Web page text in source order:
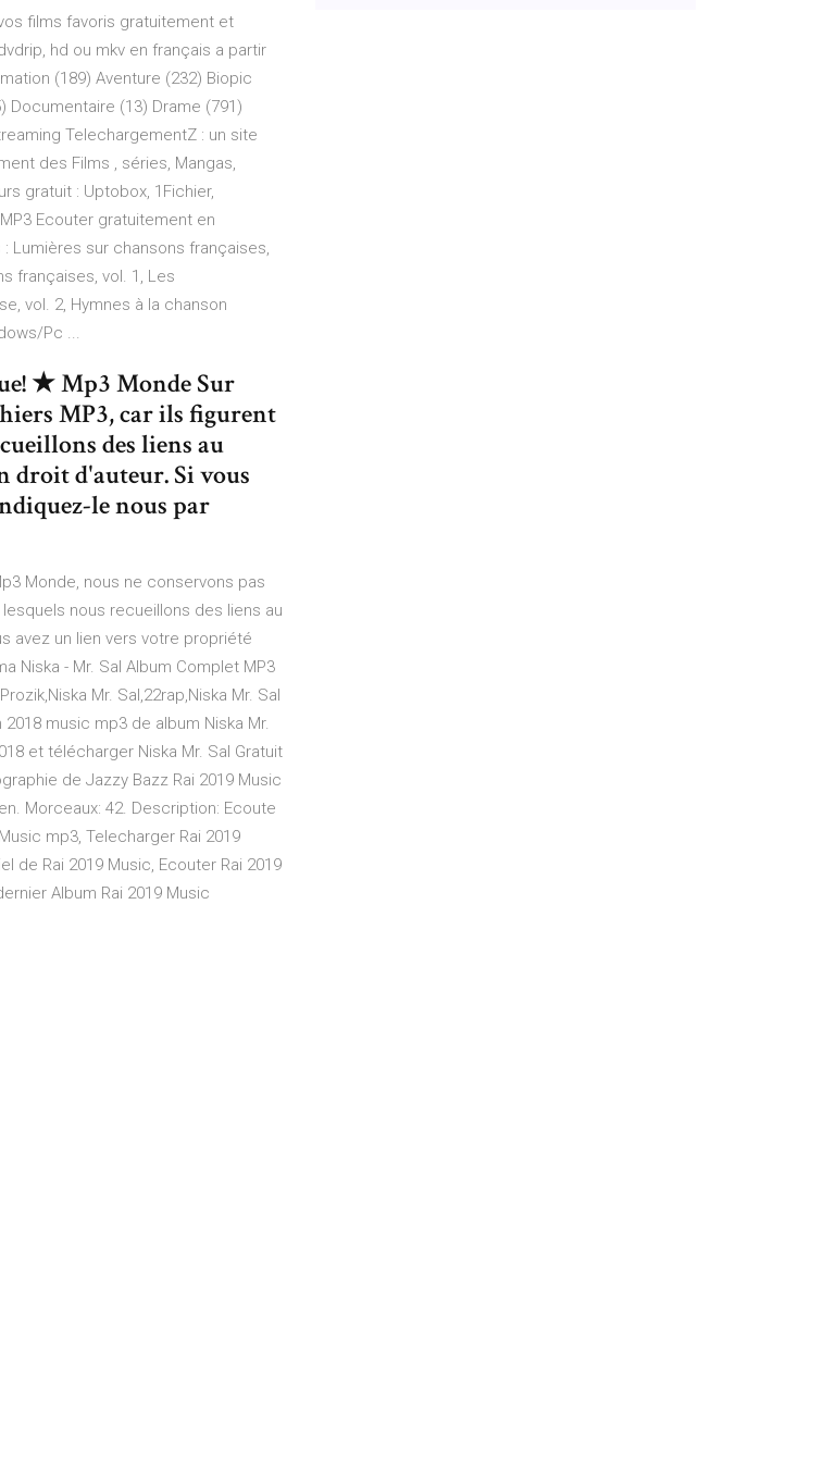
films favoris gratuitement et
hd ou mkv en français a partir
(189) Aventure (232) Biopic
Documentaire (13) Drame (791)
TelechargementZ : un site
des Films , séries, Mangas,
gratuit : Uptobox, 1Fichier,
Ecouter gratuitement en
Lumières sur chansons françaises,
françaises, vol. 1, Les
vol. 2, Hymnes à la chanson
Pc ...
★ Mp3 Monde Sur
MP3, car ils figurent
des liens au
droit d'auteur. Si vous
le nous par
Monde, nous ne conservons pas
nous recueillons des liens au
avez un lien vers votre propriété
Niska - Mr. Sal Album Complet MP3
Mr. Sal,22rap,Niska Mr. Sal
music mp3 de album Niska Mr.
et télécharger Niska Mr. Sal Gratuit
de Jazzy Bazz Rai 2019 Music
Morceaux: 42. Description: Ecoute
mp3, Telecharger Rai 2019
de Rai 2019 Music, Ecouter Rai 2019
Album Rai 2019 Music